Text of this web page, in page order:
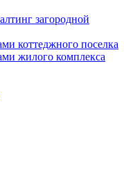
загородной
коттеджного поселка
жилого комплекса